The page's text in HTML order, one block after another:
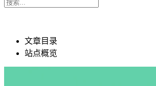
文章目录
站点概览